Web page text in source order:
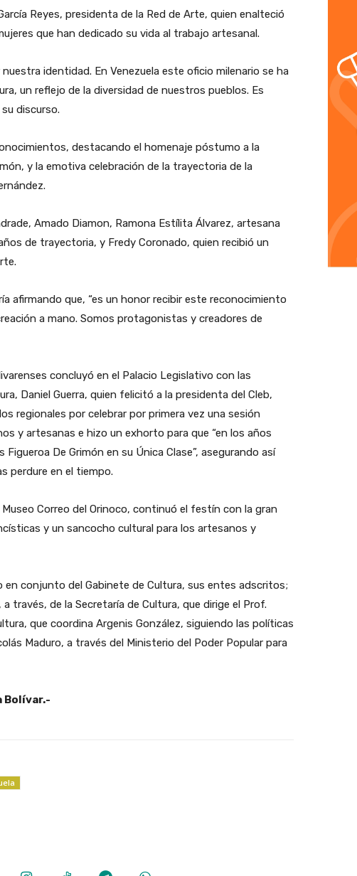
Reyes, presidenta de la Red de Arte, quien enalteció
que han dedicado su vida al trabajo artesanal.
identidad. En Venezuela este oficio milenario se ha
un reflejo de la diversidad de nuestros pueblos. Es
discurso.
destacando el homenaje póstumo a la
y la emotiva celebración de la trayectoria de la
Amado Diamon, Ramona Estílita Álvarez, artesana
de trayectoria, y Fredy Coronado, quien recibió un
afirmando que, “es un honor recibir este reconocimiento
a mano. Somos protagonistas y creadores de
concluyó en el Palacio Legislativo con las
Daniel Guerra, quien felicitó a la presidenta del Cleb,
regionales por celebrar por primera vez una sesión
y artesanas e hizo un exhorto para que “en los años
De Grimón en su Única Clase”, asegurando así
perdure en el tiempo.
Correo del Orinoco, continuó el festín con la gran
y un sancocho cultural para los artesanos y
conjunto del Gabinete de Cultura, sus entes adscritos;
través, de la Secretaría de Cultura, que dirige el Prof.
que coordina Argenis González, siguiendo las políticas
Maduro, a través del Ministerio del Poder Popular para
Bolívar.-